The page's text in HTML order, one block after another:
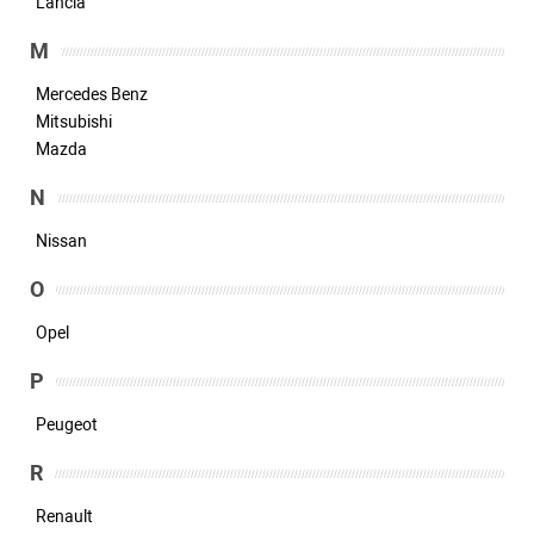
M
Mercedes Benz
Mitsubishi
Mazda
N
Nissan
O
Opel
P
Peugeot
R
Renault